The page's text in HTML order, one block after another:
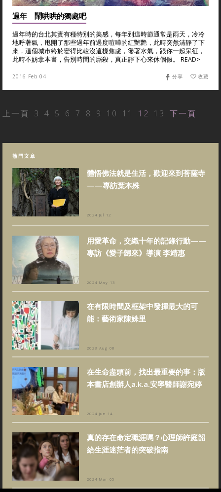
過年 鬧哄哄的獨處吧
過年時的台北其實有種特別的美感，每年到這時節通常是雨天，冷冷
地呼著氣，甩開了那些過年前過度喧嘩的紅艷艷，此時突然清靜了下
來，這個城市終於變得比較沒這樣焦慮，盪著水氣，跟你一起呆征，
此時不妨拿本書，告別時間的廝殺，真正靜下心來休個假。 READ>
2016 Feb 04 收藏
分享
上一頁 3 4 5 6 7 8 9 10 11 12 13 下一頁
熱門文章
體悟佛法就是生活，歡迎來到菩薩寺
——專訪葉本殊
2024 Jul 12
用愛革命，交織十年的記錄行動——
專訪《愛子歸來》導演 李靖惠
2024 May 13
在有限時間及框架中發揮最大的可
能：藝術家陳姝里
2023 Aug 08
在生命盡頭前，找出最重要的事：版
本書店創辦人a.k.a.安寧醫師謝宛婷
2024 Jun 14
真的存在命定職涯嗎？心理師許庭韶
給生涯迷茫者的突破指南
2024 Mar 05